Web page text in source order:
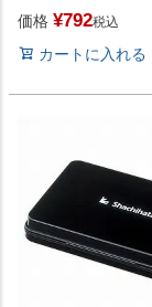
価格 ¥792税込
カートに入れる